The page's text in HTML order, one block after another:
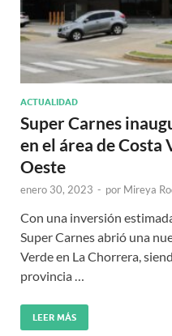
ACTUALIDAD
Super Carnes
en el área de Costa
Oeste
enero 30, 2023 - por Mireya
Con una inversión
Super Carnes abrió una
Verde en La Chorrera,
provincia …
LEER MÁS